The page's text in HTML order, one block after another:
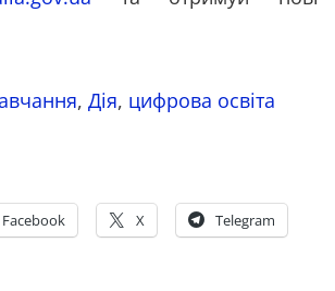
, Дія, цифрова освіта
Facebook X Telegram